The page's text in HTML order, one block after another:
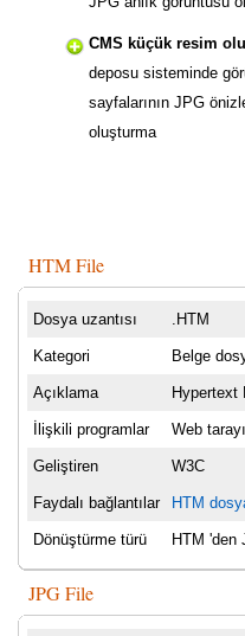
CMS küçük resim
deposu sisteminde
sayfalarının JPG
oluşturma
HTM File
Dosya uzantısı .HTM
Kategori Belge
Açıklama Hypertext
İlişkili programlar Web
Geliştiren W3C
Faydalı bağlantılar HTM
Dönüştürme türü HTM 'den
JPG File